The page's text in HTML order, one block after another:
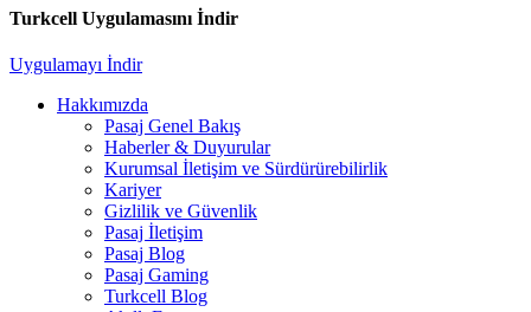
Turkcell Uygulamasını İndir
Uygulamayı İndir
Hakkımızda
Pasaj Genel Bakış
Haberler & Duyurular
Kurumsal İletişim ve Sürdürürebilirlik
Kariyer
Gizlilik ve Güvenlik
Pasaj İletişim
Pasaj Blog
Pasaj Gaming
Turkcell Blog